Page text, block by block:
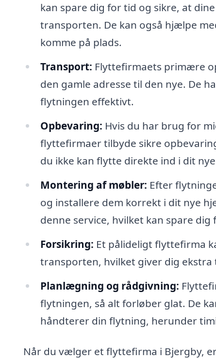
kan spare dig for tid og sikre, at
transporten. De kan også hjælpe
komme på plads.
Transport: Flyttefirmaets primære
den gamle adresse til den nye. De
flytningen effektivt.
Opbevaring: Hvis du har brug for
flyttefirmaer tilbyde sikre
du ikke kan flytte direkte ind i dit
Montering af møbler: Efter
og installere dem korrekt i dit nye
denne service, hvilket kan spare
Forsikring: Et pålideligt flyttefirma
transporten, hvilket giver dig
Planlægning og rådgivning:
flytningen, så alt forløber glat. De
håndterer din flytning, herunder
Når du vælger et flyttefirma i Bjergby,